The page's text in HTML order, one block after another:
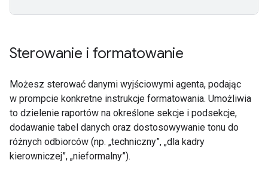
Sterowanie i formatowanie
Możesz sterować danymi wyjściowymi agenta, podając
w prompcie konkretne instrukcje formatowania. Umożliwia
to dzielenie raportów na określone sekcje i podsekcje,
dodawanie tabel danych oraz dostosowywanie tonu do
różnych odbiorców (np. „techniczny”, „dla kadry
kierowniczej”, „nieformalny”).